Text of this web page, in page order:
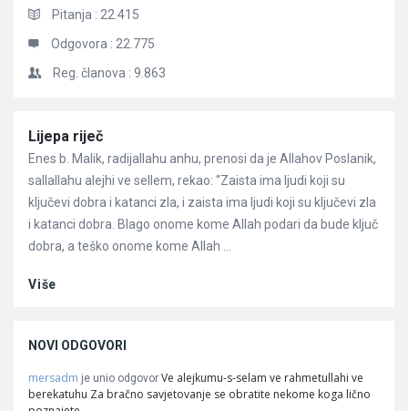
Pitanja : 22.415
Odgovora : 22.775
Reg. članova : 9.863
Članci
Lijepa riječ
Enes b. Malik, radijallahu anhu, prenosi da je Allahov Poslanik,
sallallahu alejhi ve sellem, rekao: “Zaista ima ljudi koji su
ključevi dobra i katanci zla, i zaista ima ljudi koji su ključevi zla
i katanci dobra. Blago onome kome Allah podari da bude ključ
dobra, a teško onome kome Allah ...
Više
NOVI ODGOVORI
mersadm je unio odgovor Ve alejkumu-s-selam ve rahmetullahi ve
berekatuhu Za bračno savjetovanje se obratite nekome koga lično